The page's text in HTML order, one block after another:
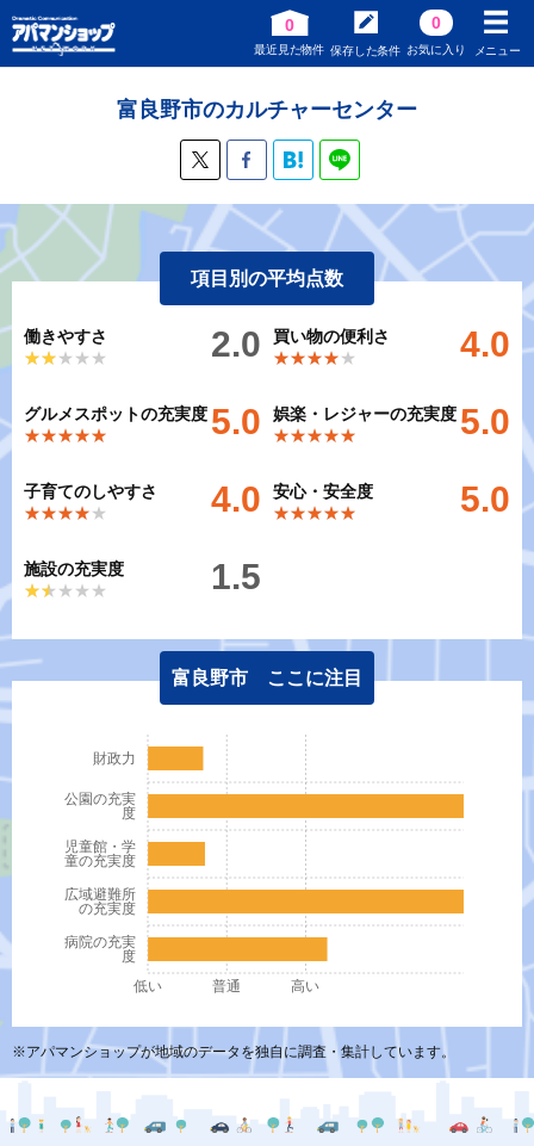
0
最近見た物件 保存した条件
0
お気に入り メニュー
富良野市のカルチャーセンター
項目別の平均点数
働きやすさ
★★★★★
★★★★★ 2.0
買い物の便利さ
★★★★★
★★★★★ 4.0
グルメスポットの充実度
★★★★★
★★★★★ 5.0
娯楽・レジャーの充実度
★★★★★
★★★★★ 5.0
子育てのしやすさ
★★★★★
★★★★★ 4.0
安心・安全度
★★★★★
★★★★★ 5.0
施設の充実度
★★★★★
★★★★★ 1.5
富良野市 ここに注目
病院の充実
度
広域避難所
の充実度
児童館・学
童の充実度
公園の充実
度
財政力
低い 普通 高い
※アパマンショップが地域のデータを独自に調査・集計しています。